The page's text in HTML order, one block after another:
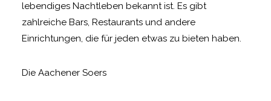
lebendiges Nachtleben bekannt ist. Es gibt
zahlreiche Bars, Restaurants und andere
Einrichtungen, die für jeden etwas zu bieten haben.
Die Aachener Soers